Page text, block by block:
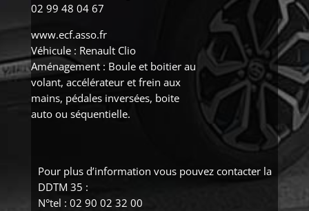
02 99 48 04 67
www.ecf.asso.fr
Véhicule : Renault Clio
Aménagement : Boule et boitier au
volant, accélérateur et frein aux
mains, pédales inversées, boite
auto ou séquentielle.
Pour plus d’information vous pouvez contacter la
DDTM 35 :
N°tel : 02 90 02 32 00